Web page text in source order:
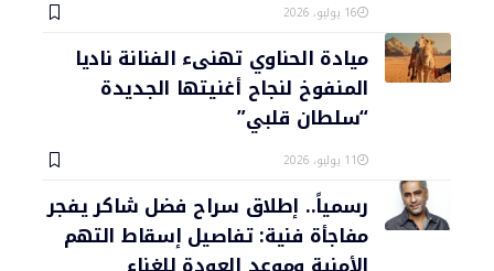
16 يوليو، 2026
ميادة الحناوي تهنىء الفنانة ناديا
المنفوخ لنجاح أغنيتها الجديدة
“سلطان قلبي”
11 يوليو، 2026
رسمياً.. إطلاق سراح فضل شاكر يفجر
مفاجأة فنية: تفاصيل إسقاط التهم